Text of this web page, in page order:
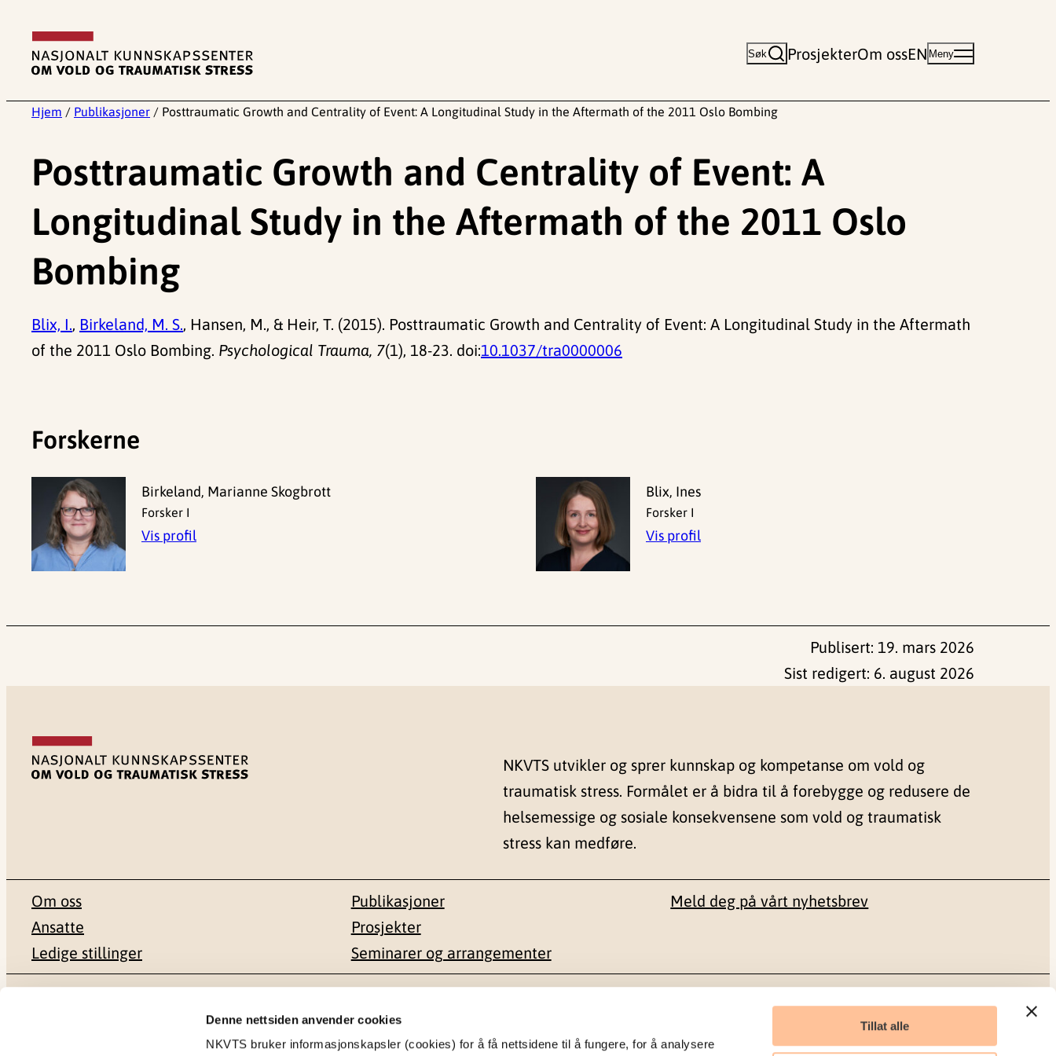
Denne nettsiden anvender cookies
NKVTS bruker informasjonskapsler (cookies) for å få nettsidene til å fungere, for å analysere
Tillat alle
innhold
Søk ProsjekterOm ossEN Meny
Hjem / Publikasjoner / Posttraumatic Growth and Centrality of Event: A Longitudinal Study in the Aftermath of the 2011 Oslo Bombing
Posttraumatic Growth and Centrality of Event: A
Longitudinal Study in the Aftermath of the 2011 Oslo
Bombing
Blix, I., Birkeland, M. S., Hansen, M., & Heir, T. (2015). Posttraumatic Growth and Centrality of Event: A Longitudinal Study in the Aftermath
of the 2011 Oslo Bombing. Psychological Trauma, 7(1), 18-23. doi:10.1037/tra0000006
Forskerne
Birkeland, Marianne Skogbrott
Forsker I
Vis profil
Blix, Ines
Forsker I
Vis profil
Publisert: 19. mars 2026
Sist redigert: 6. august 2026
NKVTS utvikler og sprer kunnskap og kompetanse om vold og
traumatisk stress. Formålet er å bidra til å forebygge og redusere de
helsemessige og sosiale konsekvensene som vold og traumatisk
stress kan medføre.
Om oss
Ansatte
Ledige stillinger
Publikasjoner
Prosjekter
Seminarer og arrangementer
Meld deg på vårt nyhetsbrev
Besøksadresse Sosiale medier